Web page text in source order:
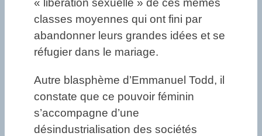
« libération sexuelle » de ces mêmes
classes moyennes qui ont fini par
abandonner leurs grandes idées et se
réfugier dans le mariage.
Autre blasphème d’Emmanuel Todd, il
constate que ce pouvoir féminin
s’accompagne d’une
désindustrialisation des sociétés